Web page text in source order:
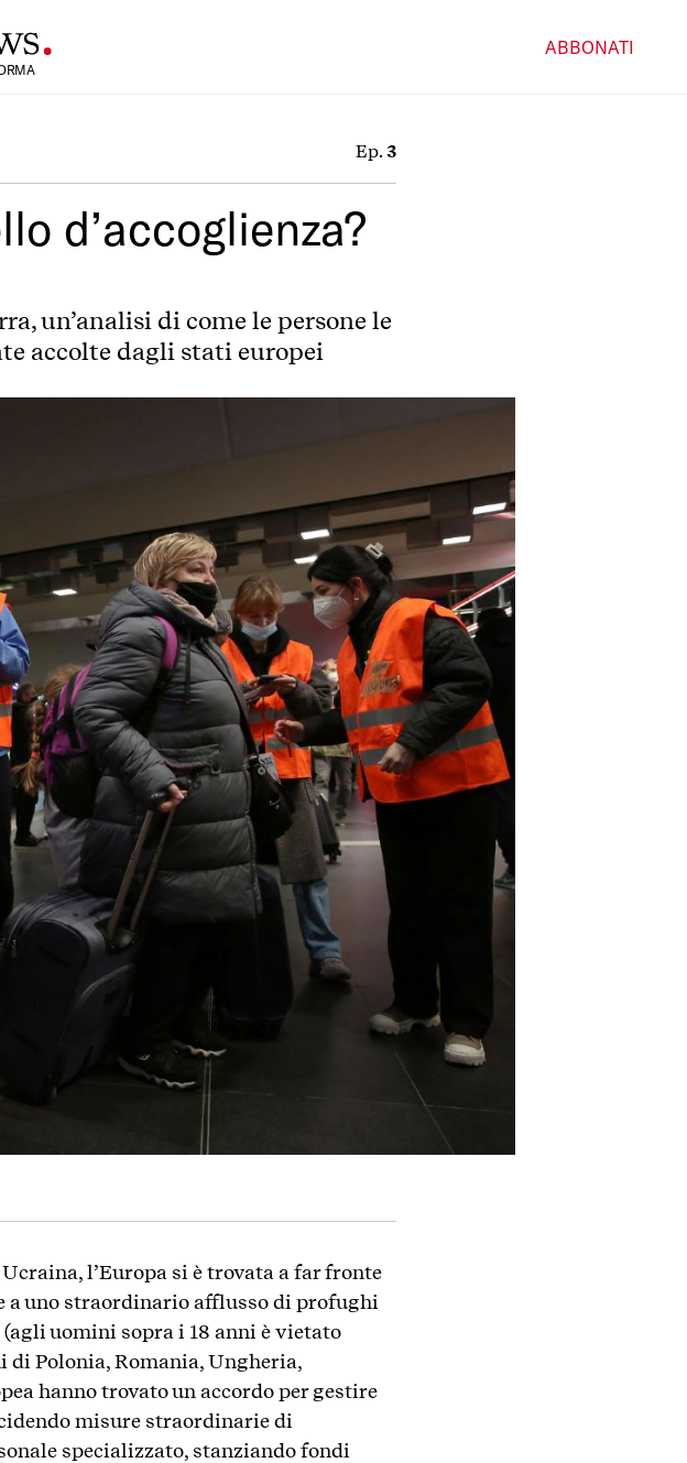
ABBONATI
Ep. 3
d’accoglienza?
un’analisi di come le persone le
accolte dagli stati europei
l’Europa si è trovata a far fronte
a uno straordinario afflusso di profughi
uomini sopra i 18 anni è vietato
di Polonia, Romania, Ungheria,
hanno trovato un accordo per gestire
misure straordinarie di
specializzato, stanziando fondi